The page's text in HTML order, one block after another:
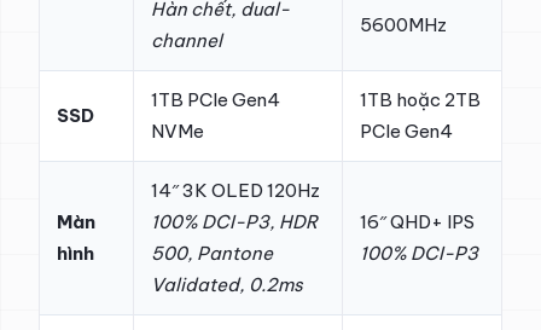
Hàn chết, dual-
channel
5600MHz
SSD
1TB PCIe Gen4
NVMe
1TB hoặc 2TB
PCIe Gen4
Màn
hình
14″ 3K OLED 120Hz
100% DCI-P3, HDR
500, Pantone
Validated, 0.2ms
16″ QHD+ IPS
100% DCI-P3